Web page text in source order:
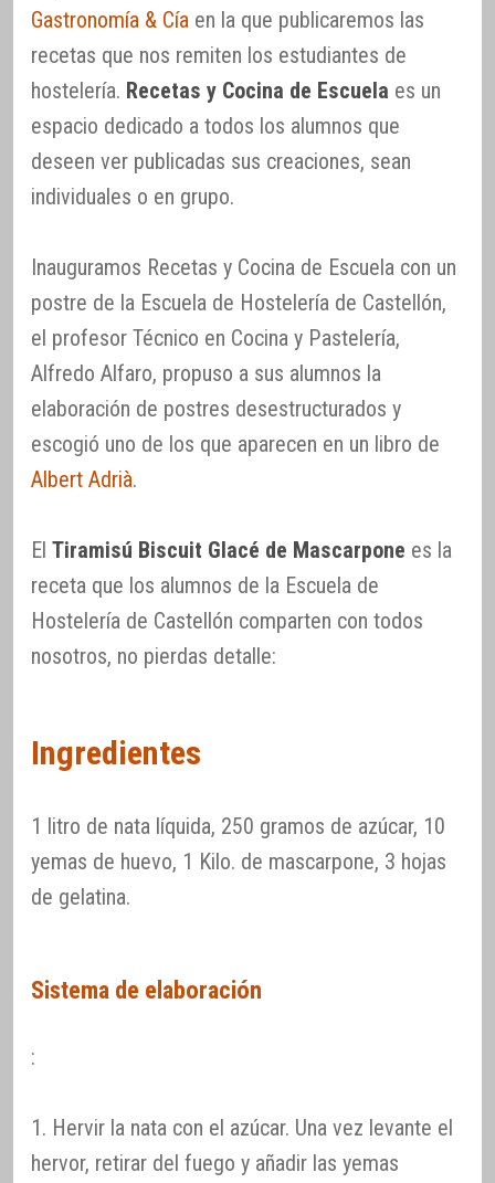
Gastronomía & Cía en la que publicaremos las
recetas que nos remiten los estudiantes de
hostelería. Recetas y Cocina de Escuela es un
espacio dedicado a todos los alumnos que
deseen ver publicadas sus creaciones, sean
individuales o en grupo.
Inauguramos Recetas y Cocina de Escuela con un
postre de la Escuela de Hostelería de Castellón,
el profesor Técnico en Cocina y Pastelería,
Alfredo Alfaro, propuso a sus alumnos la
elaboración de postres desestructurados y
escogió uno de los que aparecen en un libro de
Albert Adrià.
El Tiramisú Biscuit Glacé de Mascarpone es la
receta que los alumnos de la Escuela de
Hostelería de Castellón comparten con todos
nosotros, no pierdas detalle:
Ingredientes
1 litro de nata líquida, 250 gramos de azúcar, 10
yemas de huevo, 1 Kilo. de mascarpone, 3 hojas
de gelatina.
Sistema de elaboración
:
1. Hervir la nata con el azúcar. Una vez levante el
hervor, retirar del fuego y añadir las yemas